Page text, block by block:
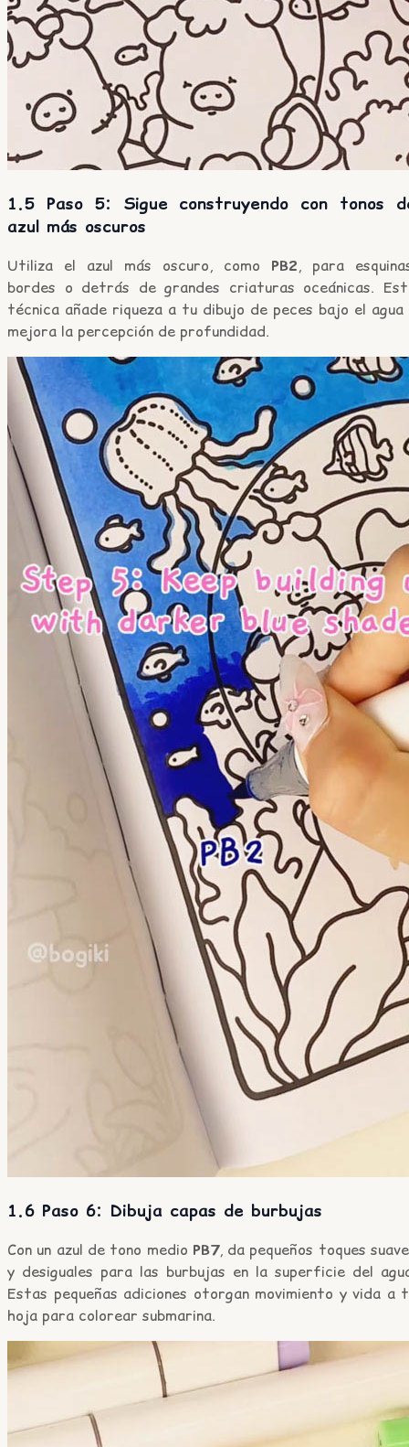
1.5 Paso 5: Sigue construyendo con tonos
azul más oscuros
Utiliza el azul más oscuro, como PB2, para
bordes o detrás de grandes criaturas oceánicas.
técnica añade riqueza a tu dibujo de peces bajo el agua
mejora la percepción de profundidad.
1.6 Paso 6: Dibuja capas de burbujas
Con un azul de tono medio PB7, da pequeños toques
y desiguales para las burbujas en la superficie del
Estas pequeñas adiciones otorgan movimiento y vida a
hoja para colorear submarina.